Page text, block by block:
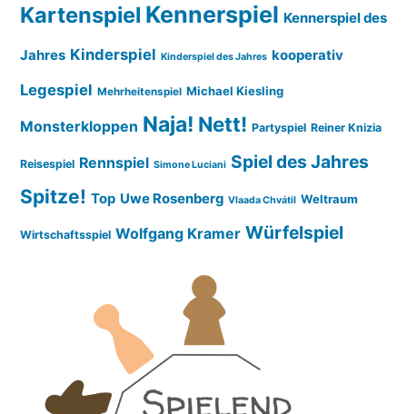
Kartenspiel Kennerspiel Kennerspiel des
Jahres Kinderspiel Kinderspiel des Jahres kooperativ
Legespiel Mehrheitenspiel Michael Kiesling
Monsterkloppen Naja! Nett! Partyspiel Reiner Knizia
Reisespiel Rennspiel Simone Luciani Spiel des Jahres
Spitze! Top Uwe Rosenberg Vlaada Chvátil Weltraum
Wirtschaftsspiel Wolfgang Kramer Würfelspiel